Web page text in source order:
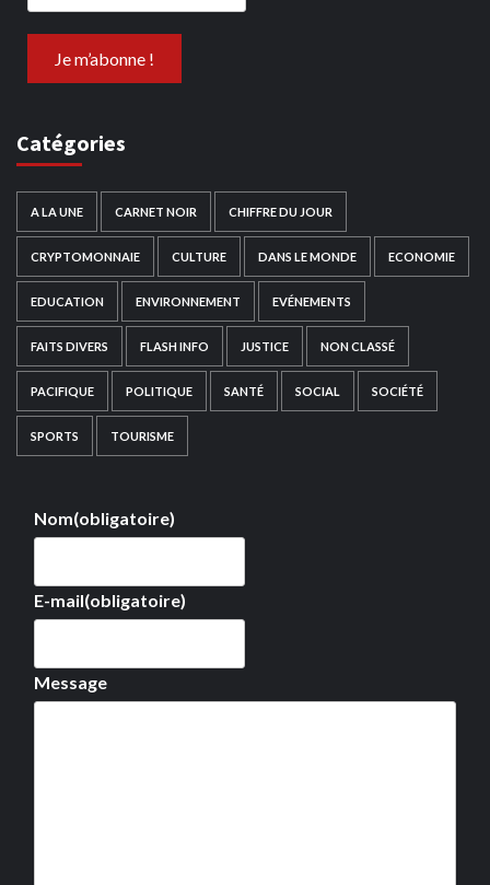
Catégories
A LA UNE CARNET NOIR CHIFFRE DU JOUR
CRYPTOMONNAIE CULTURE DANS LE MONDE ECONOMIE
EDUCATION ENVIRONNEMENT EVÉNEMENTS
FAITS DIVERS FLASH INFO JUSTICE NON CLASSÉ
PACIFIQUE POLITIQUE SANTÉ SOCIAL SOCIÉTÉ
SPORTS TOURISME
Nom(obligatoire)
E-mail(obligatoire)
Message